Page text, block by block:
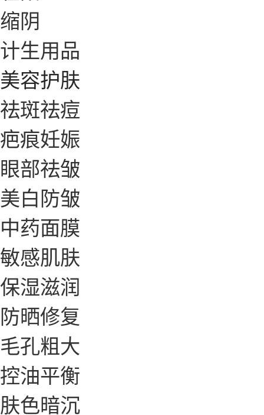
缩阴
计生用品
美容护肤
祛斑祛痘
疤痕妊娠
眼部祛皱
美白防皱
中药面膜
敏感肌肤
保湿滋润
防晒修复
毛孔粗大
控油平衡
肤色暗沉